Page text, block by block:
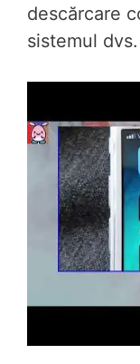
descărcare
sistemul